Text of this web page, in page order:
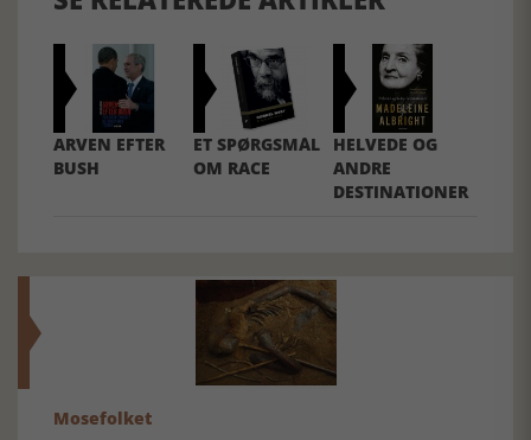
ARVEN EFTER
BUSH
ET SPØRGSMÅL
OM RACE
HELVEDE OG
ANDRE
DESTINATIONER
Mosefolket